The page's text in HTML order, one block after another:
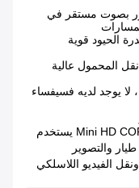
بصوت مستقر في
المحمول عالية
يوجد لديه فسيفساء
Mini HD COFDM Video Transmitter ST6200BM-HD يستخدم
والتصوير
الفيديو اللاسلكي